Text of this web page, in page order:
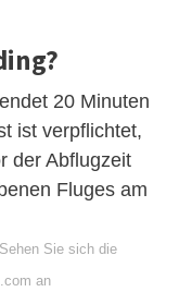
20 Minuten
ist verpflichtet,
der Abflugzeit
Fluges am
Sehen Sie sich die
an